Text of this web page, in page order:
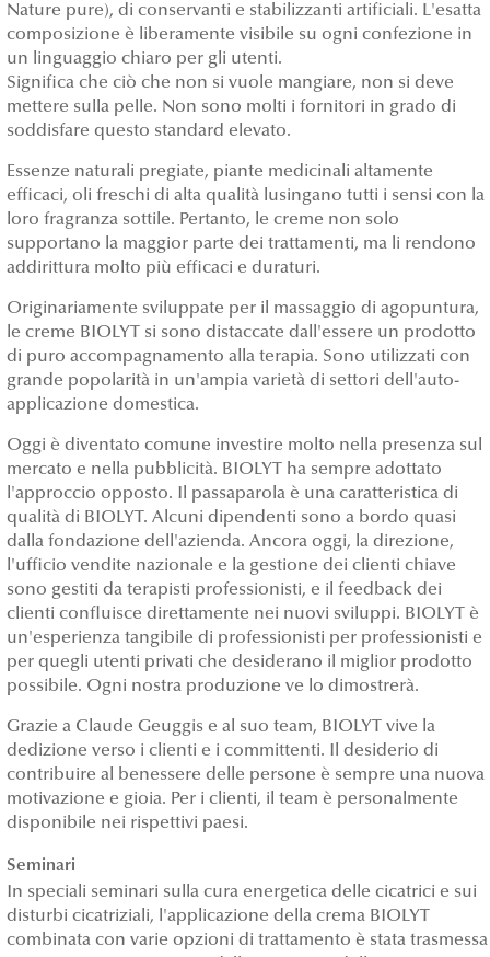
Nature pure), di conservanti e stabilizzanti artificiali. L'esatta
composizione è liberamente visibile su ogni confezione in
un linguaggio chiaro per gli utenti.
Significa che ciò che non si vuole mangiare, non si deve
mettere sulla pelle. Non sono molti i fornitori in grado di
soddisfare questo standard elevato.
Essenze naturali pregiate, piante medicinali altamente
efficaci, oli freschi di alta qualità lusingano tutti i sensi con la
loro fragranza sottile. Pertanto, le creme non solo
supportano la maggior parte dei trattamenti, ma li rendono
addirittura molto più efficaci e duraturi.
Originariamente sviluppate per il massaggio di agopuntura,
le creme BIOLYT si sono distaccate dall'essere un prodotto
di puro accompagnamento alla terapia. Sono utilizzati con
grande popolarità in un'ampia varietà di settori dell'auto-
applicazione domestica.
Oggi è diventato comune investire molto nella presenza sul
mercato e nella pubblicità. BIOLYT ha sempre adottato
l'approccio opposto. Il passaparola è una caratteristica di
qualità di BIOLYT. Alcuni dipendenti sono a bordo quasi
dalla fondazione dell'azienda. Ancora oggi, la direzione,
l'ufficio vendite nazionale e la gestione dei clienti chiave
sono gestiti da terapisti professionisti, e il feedback dei
clienti confluisce direttamente nei nuovi sviluppi. BIOLYT è
un'esperienza tangibile di professionisti per professionisti e
per quegli utenti privati che desiderano il miglior prodotto
possibile. Ogni nostra produzione ve lo dimostrerà.
Grazie a Claude Geuggis e al suo team, BIOLYT vive la
dedizione verso i clienti e i committenti. Il desiderio di
contribuire al benessere delle persone è sempre una nuova
motivazione e gioia. Per i clienti, il team è personalmente
disponibile nei rispettivi paesi.
Seminari
In speciali seminari sulla cura energetica delle cicatrici e sui
disturbi cicatriziali, l'applicazione della crema BIOLYT
combinata con varie opzioni di trattamento è stata trasmessa